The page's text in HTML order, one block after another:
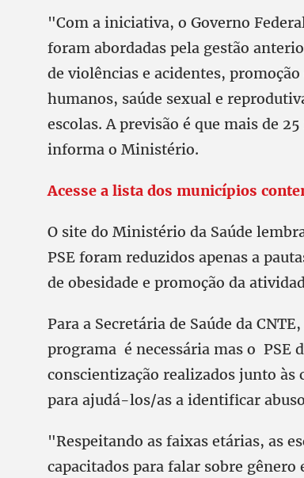
"Com a iniciativa, o Governo
foram abordadas pela gestão
de violências e acidentes,
humanos, saúde sexual e
escolas. A previsão é que mais de
informa o Ministério.
Acesse a lista dos municípios
O site do Ministério da Saúde
PSE foram reduzidos apenas a
de obesidade e promoção da
Para a Secretária de Saúde da
programa é necessária mas o PSE
conscientização realizados junto às
para ajudá-los/as a identificar
"Respeitando as faixas etárias, as
capacitados para falar sobre